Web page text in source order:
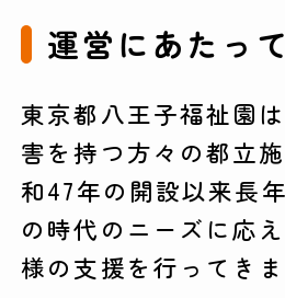
運営にあたって
東京都八王子福祉園
害を持つ方々の都立
和47年の開設以来長
の時代のニーズに応
様の支援を行ってきま